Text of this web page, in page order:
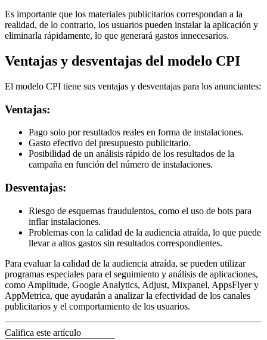
Es importante que los materiales publicitarios correspondan a la
realidad, de lo contrario, los usuarios pueden instalar la aplicación y
eliminarla rápidamente, lo que generará gastos innecesarios.
Ventajas y desventajas del modelo CPI
El modelo CPI tiene sus ventajas y desventajas para los anunciantes:
Ventajas:
Pago solo por resultados reales en forma de instalaciones.
Gasto efectivo del presupuesto publicitario.
Posibilidad de un análisis rápido de los resultados de la
campaña en función del número de instalaciones.
Desventajas:
Riesgo de esquemas fraudulentos, como el uso de bots para
inflar instalaciones.
Problemas con la calidad de la audiencia atraída, lo que puede
llevar a altos gastos sin resultados correspondientes.
Para evaluar la calidad de la audiencia atraída, se pueden utilizar
programas especiales para el seguimiento y análisis de aplicaciones,
como Amplitude, Google Analytics, Adjust, Mixpanel, AppsFlyer y
AppMetrica, que ayudarán a analizar la efectividad de los canales
publicitarios y el comportamiento de los usuarios.
Califica este artículo